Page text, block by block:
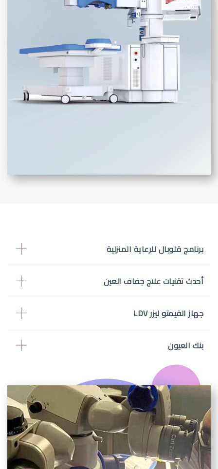
برنامج قلوبال للرعاية المنزلية
أحدث تقنيات علاج جفاف العين
جهاز الفيمتو ليزر LDV
بنك العيون